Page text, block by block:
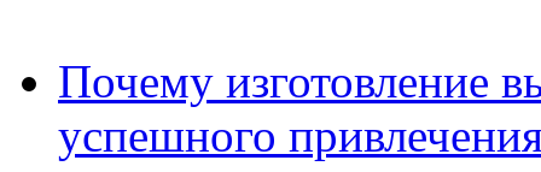
Почему изготовление
успешного